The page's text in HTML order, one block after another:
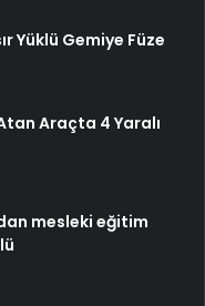
Yüklü Gemiye Füze
Araçta 4 Yaralı
mesleki eğitim